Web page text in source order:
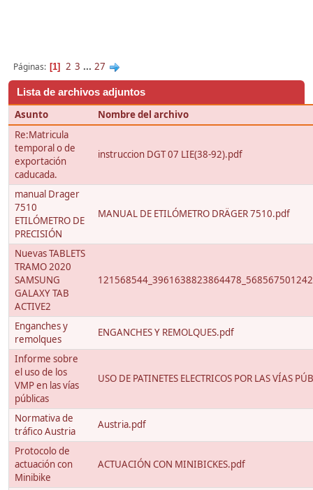
Páginas 1 2 3 ... 27
Lista de archivos adjuntos
Asunto
Nombre del archivo
Re:Matricula
temporal o de
exportación
caducada.
instruccion DGT 07 LIE(38-92).pdf
manual Drager
7510
ETILÓMETRO DE
PRECISIÓN
MANUAL DE ETILÓMETRO DRÄGER 7510.pdf
Nuevas TABLETS
TRAMO 2020
SAMSUNG
GALAXY TAB
ACTIVE2
Enganches y
remolques
ENGANCHES Y REMOLQUES.pdf
Informe sobre
el uso de los
VMP en las vías
públicas
USO DE PATINETES ELECTRICOS POR LAS VÍAS
Normativa de
tráfico Austria
Austria.pdf
Protocolo de
actuación con
Minibike
ACTUACIÓN CON MINIBICKES.pdf